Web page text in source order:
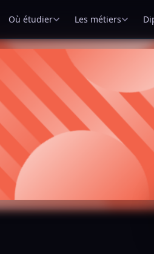
Où étudier Les métiers